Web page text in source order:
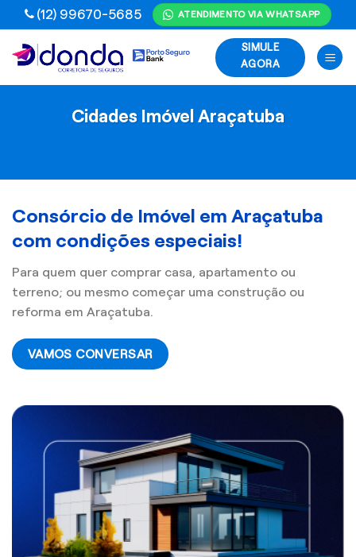
Skip
to
content
(12) 99670-5685 ATENDIMENTO VIA WHATSAPP
SIMULE
AGORA
Cidades Imóvel Araçatuba
Consórcio de Imóvel em Araçatuba
com condições especiais!
Para quem quer comprar casa, apartamento ou
terreno; ou mesmo começar uma construção ou
reforma em Araçatuba.
VAMOS CONVERSAR